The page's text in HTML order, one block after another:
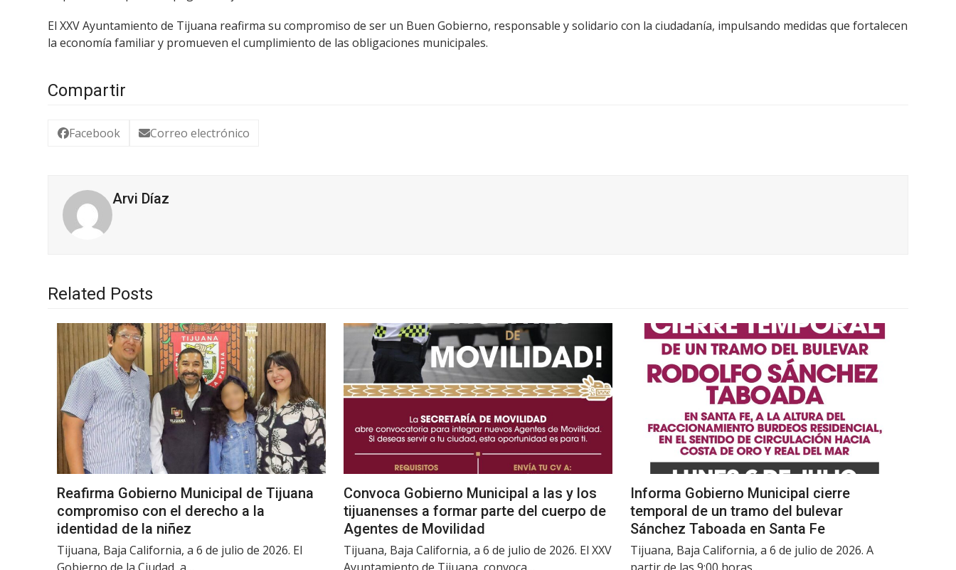
El XXV Ayuntamiento de Tijuana reafirma su compromiso de ser un Buen Gobierno, responsable y solidario con la ciudadanía, impulsando medidas que fortalecen
la economía familiar y promueven el cumplimiento de las obligaciones municipales.
Compartir
Facebook Correo electrónico
Arvi Díaz
Related Posts
Reafirma Gobierno Municipal de Tijuana
compromiso con el derecho a la
identidad de la niñez
Tijuana, Baja California, a 6 de julio de 2026. El
Convoca Gobierno Municipal a las y los
tijuanenses a formar parte del cuerpo de
Agentes de Movilidad
Tijuana, Baja California, a 6 de julio de 2026. El XXV
Informa Gobierno Municipal cierre
temporal de un tramo del bulevar
Sánchez Taboada en Santa Fe
Tijuana, Baja California, a 6 de julio de 2026. A